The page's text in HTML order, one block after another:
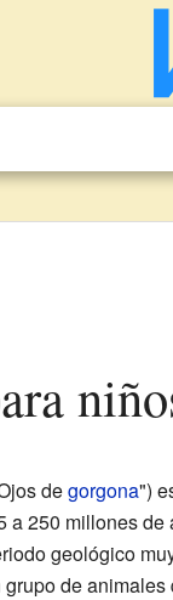
degorgona")
a 250 millones de
geológico
grupo de